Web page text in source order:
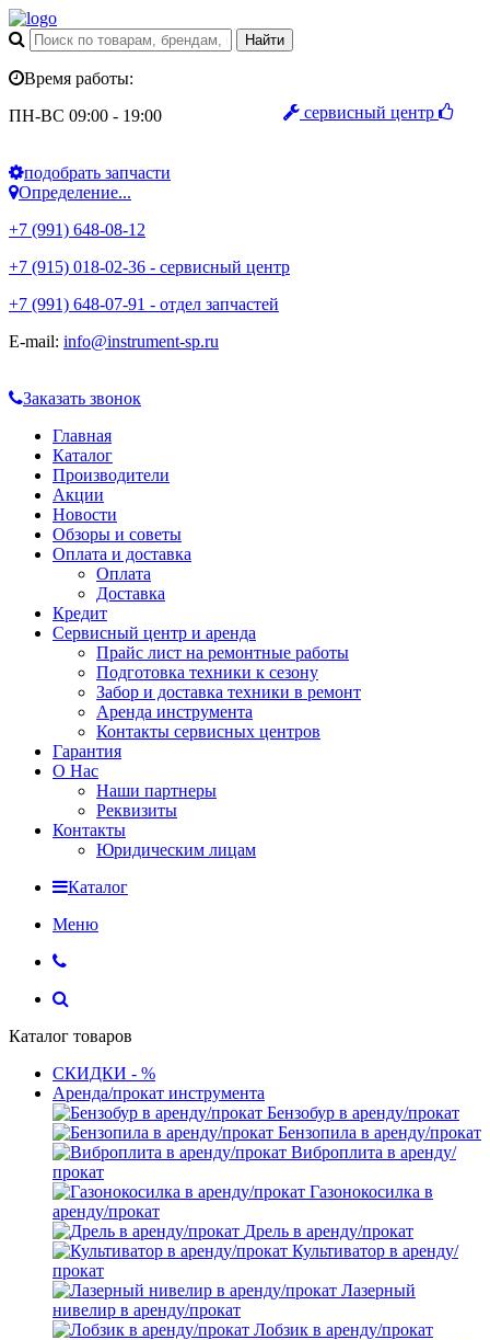
сервисный центр
Время работы:
ПН-ВС 09:00 - 19:00
подобрать запчасти
Определение...
+7 (991) 648-08-12
+7 (915) 018-02-36 - сервисный центр
+7 (991) 648-07-91 - отдел запчастей
E-mail: info@instrument-sp.ru
Заказать звонок
Главная
Каталог
Производители
Акции
Новости
Обзоры и советы
Оплата и доставка
Оплата
Доставка
Кредит
Сервисный центр и аренда
Прайс лист на ремонтные работы
Подготовка техники к сезону
Забор и доставка техники в ремонт
Аренда инструмента
Контакты сервисных центров
Гарантия
О Нас
Наши партнеры
Реквизиты
Контакты
Юридическим лицам
Каталог
Меню
Каталог товаров
СКИДКИ - %
Аренда/прокат инструмента
Бензобур в аренду/прокат
Бензопила в аренду/прокат
Виброплита в аренду/
прокат
Газонокосилка в
аренду/прокат
Дрель в аренду/прокат
Культиватор в аренду/
прокат
Лазерный
нивелир в аренду/прокат
Лобзик в аренду/прокат